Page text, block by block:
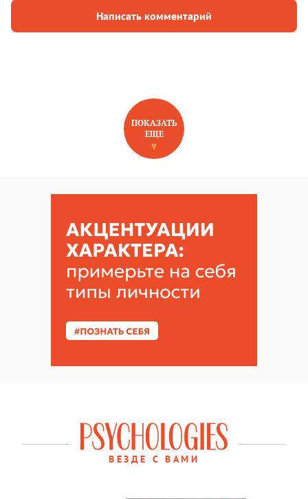
Написать комментарий
НОВОЕ НА САЙТЕ
ПОКАЗАТЬ
ЕЩЕ
ВЕЗДЕ С ВАМИ